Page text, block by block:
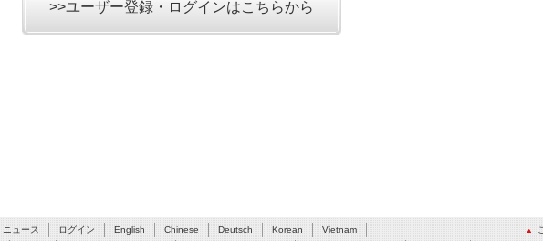
>>ユーザー登録・ログインはこちらから
ニュース ログイン English Chinese Deutsch Korean
Vietnam